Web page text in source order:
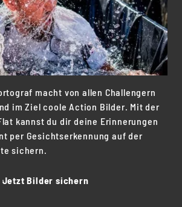
macht von allen Challengern
im Ziel coole Action Bilder. Mit der
kannst du dir deine Erinnerungen
per Gesichtserkennung auf der
sichern.
Jetzt Bilder sichern